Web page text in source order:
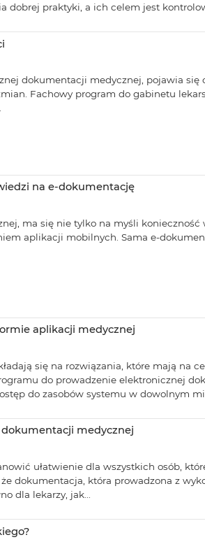
dobrej praktyki, a ich celem jest
dokumentacji medycznej, pojawia
Fachowy program do gabinetu
na e-dokumentację
ma się nie tylko na myśli
aplikacji mobilnych. Sama e-
aplikacji medycznej
się na rozwiązania, które mają
do prowadzenie elektronicznej
do zasobów systemu w dowolnym
medycznej
ułatwienie dla wszystkich osób,
dokumentacja, która prowadzona z
dla lekarzy, jak...